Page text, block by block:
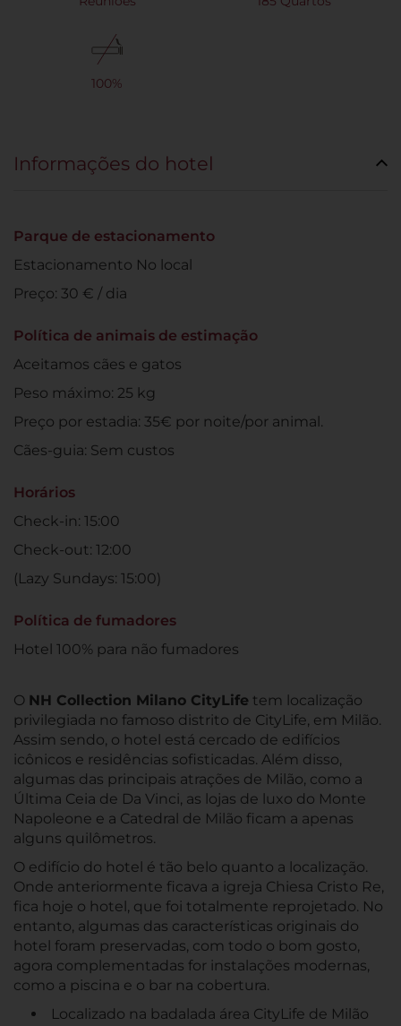
100%
Informações do hotel
Parque de estacionamento
Estacionamento No local
Preço: 30 € / dia
Política de animais de estimação
Aceitamos cães e gatos
Peso máximo: 25 kg
Preço por estadia: 35€ por noite/por animal.
Cães-guia: Sem custos
Horários
Check-in: 15:00
Check-out: 12:00
(Lazy Sundays: 15:00)
Política de fumadores
Hotel 100% para não fumadores
O NH Collection Milano CityLife tem localização
privilegiada no famoso distrito de CityLife, em Milão.
Assim sendo, o hotel está cercado de edifícios
icônicos e residências sofisticadas. Além disso,
algumas das principais atrações de Milão, como a
Última Ceia de Da Vinci, as lojas de luxo do Monte
Napoleone e a Catedral de Milão ficam a apenas
alguns quilômetros.
O edifício do hotel é tão belo quanto a localização.
Onde anteriormente ficava a igreja Chiesa Cristo Re,
fica hoje o hotel, que foi totalmente reprojetado. No
entanto, algumas das características originais do
hotel foram preservadas, com todo o bom gosto,
agora complementadas for instalações modernas,
como a piscina e o bar na cobertura.
Localizado na badalada área CityLife de Milão